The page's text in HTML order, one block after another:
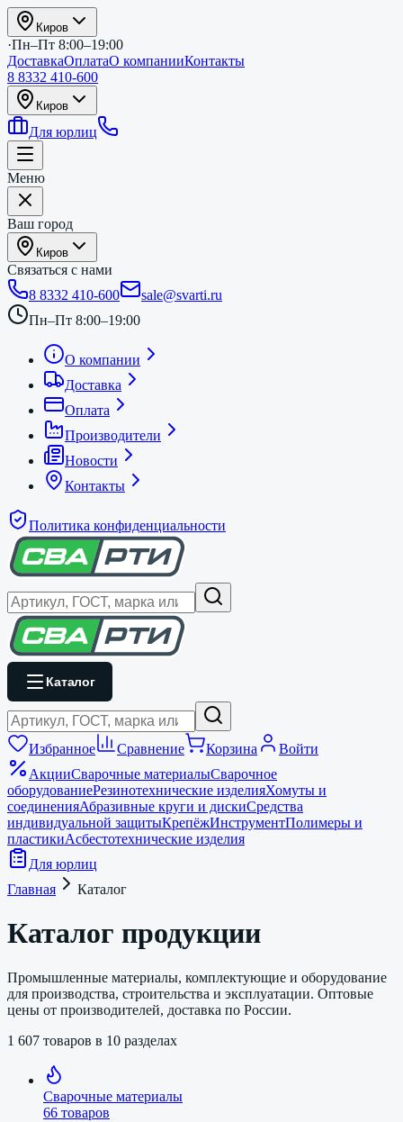
Киров
·Пн–Пт 8:00–19:00
ДоставкаОплатаО компанииКонтакты
8 8332 410-600
Киров
Для юрлиц
Меню
Ваш город
Киров
Связаться с нами
8 8332 410-600
sale@svarti.ru
Пн–Пт 8:00–19:00
О компании
Доставка
Оплата
Производители
Новости
Контакты
Политика конфиденциальности
Каталог
Избранное Сравнение Корзина
Войти
АкцииСварочные материалыСварочное
оборудованиеРезинотехнические изделияХомуты и
соединенияАбразивные круги и дискиСредства
индивидуальной защитыКрепёжИнструментПолимеры и
пластикиАсбестотехнические изделия
Для юрлиц
Главная
Каталог
Каталог продукции
Промышленные материалы, комплектующие и оборудование
для производства, строительства и эксплуатации. Оптовые
цены от производителей, доставка по России.
1 607 товаров в 10 разделах
Сварочные материалы
66 товаров